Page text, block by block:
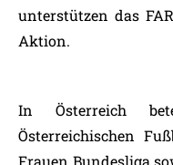
unterstützen das
Aktion.
In Österreich
Österreichischen
Frauen Bundesliga